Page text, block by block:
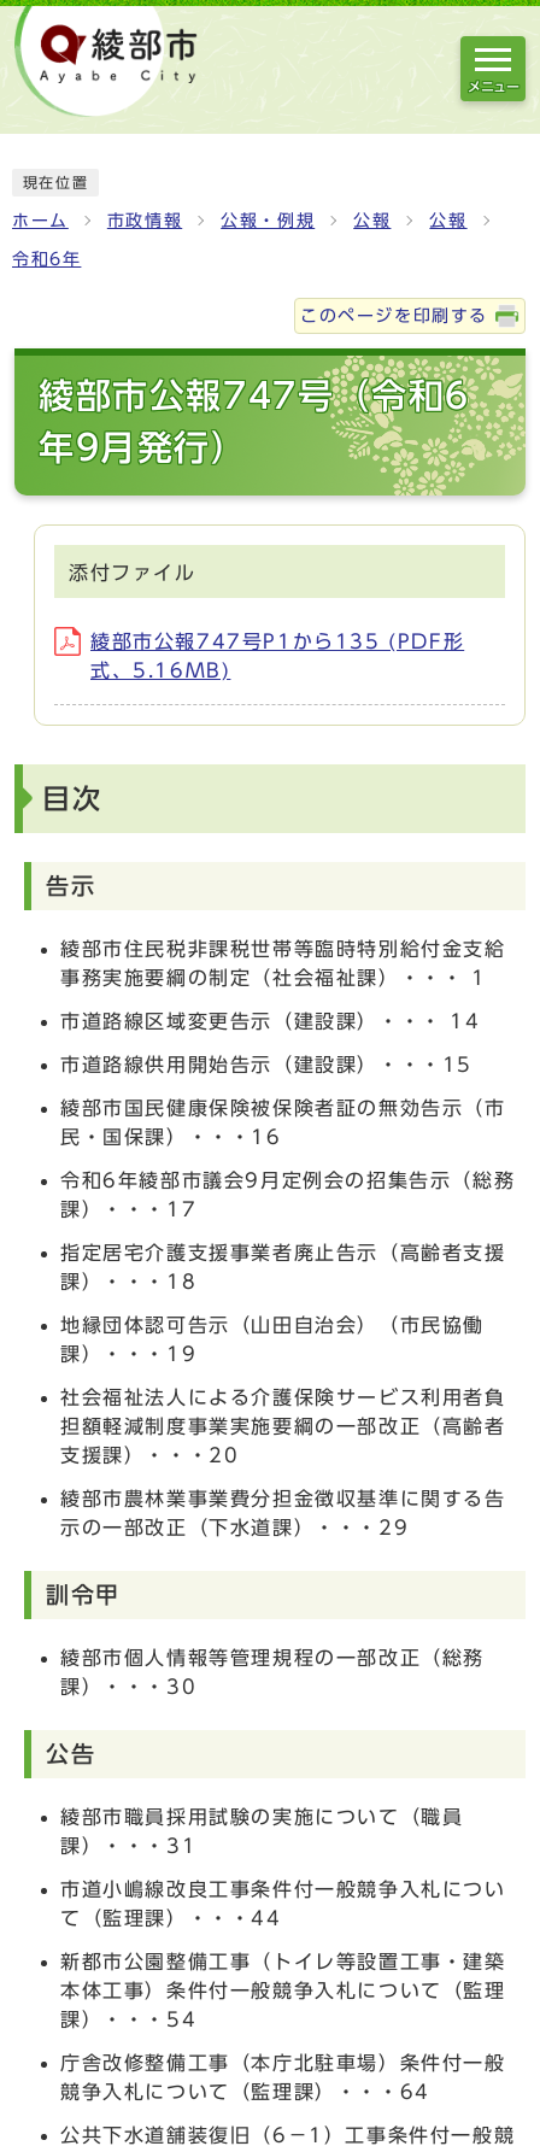
メニュー
現在位置
ホーム 市政情報 公報・例規 公報 公報
令和6年
このページを印刷する
綾部市公報747号（令和6
年9月発行）
添付ファイル
綾部市公報747号P1から135 (PDF形
式、5.16MB)
目次
告示
綾部市住民税非課税世帯等臨時特別給付金支給
事務実施要綱の制定（社会福祉課）・・・ 1
市道路線区域変更告示（建設課）・・・ 14
市道路線供用開始告示（建設課）・・・15
綾部市国民健康保険被保険者証の無効告示（市
民・国保課）・・・16
令和6年綾部市議会9月定例会の招集告示（総務
課）・・・17
指定居宅介護支援事業者廃止告示（高齢者支援
課）・・・18
地縁団体認可告示（山田自治会）（市民協働
課）・・・19
社会福祉法人による介護保険サービス利用者負
担額軽減制度事業実施要綱の一部改正（高齢者
支援課）・・・20
綾部市農林業事業費分担金徴収基準に関する告
示の一部改正（下水道課）・・・29
訓令甲
綾部市個人情報等管理規程の一部改正（総務
課）・・・30
公告
綾部市職員採用試験の実施について（職員
課）・・・31
市道小嶋線改良工事条件付一般競争入札につい
て（監理課）・・・44
新都市公園整備工事（トイレ等設置工事・建築
本体工事）条件付一般競争入札について（監理
課）・・・54
庁舎改修整備工事（本庁北駐車場）条件付一般
競争入札について（監理課）・・・64
公共下水道舗装復旧（6－1）工事条件付一般競